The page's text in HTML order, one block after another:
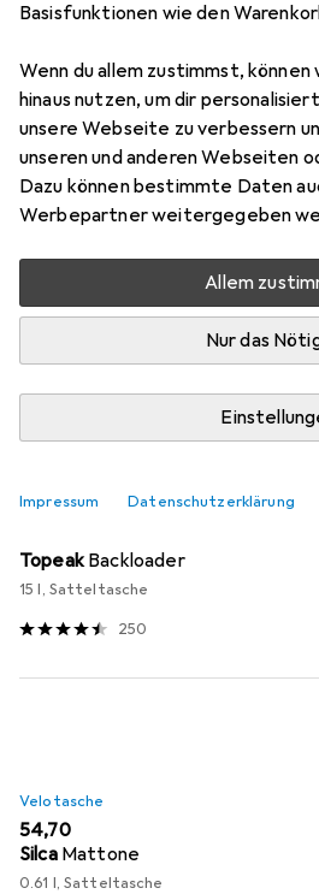
Basisfunktionen wie den
Wenn du allem zustimmst,
hinaus nutzen, um dir
unsere Webseite zu verbessern
unseren und anderen Webseiten
Dazu können bestimmte Daten
Werbepartner weitergegeben
Allem
Nur das
Impressum Datenschutzerklärung
Rückenwind 802
Hier findest du passendes
Procycling Rückenwind 802 aus
Velotasche und Velosattel
Velotasche
Produktliste
Velotasche
Topeak Backloader
15 l, Satteltasche
250
Velotasche
EUR
54,70
Silca Mattone
0.61 l, Satteltasche